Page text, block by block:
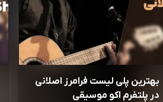
بهترین پلی لیست فرامرز اصلانی
در پلتفرم اکو موسیقی